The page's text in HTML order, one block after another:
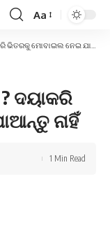
Font
Aa
ମୋବାଇଲ ନେଇ ଯାଆନ୍ତୁ ନାହିଁ
ଦୟାକରି
ନାହିଁ
1 Min Read